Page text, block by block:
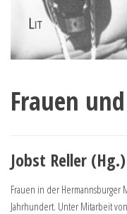
Frauen
Jobst Reller (Hg.)
Frauen in der Hermannsburger
Jahrhundert. Unter Mitarbeit